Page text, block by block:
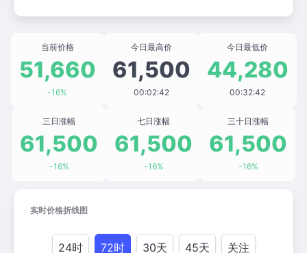
当前价格
51,660
-16%
今日最高价
61,500
00:02:42
今日最低价
44,280
00:32:42
三日涨幅
61,500
-16%
七日涨幅
61,500
-16%
三十日涨幅
61,500
-16%
实时价格折线图
24时 72时 30天 45天 关注